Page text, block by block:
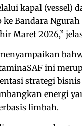
kapal (vessel)
ke Bandara Ngurah
Maret 2026,”
ini
strategi
energi
limbah.